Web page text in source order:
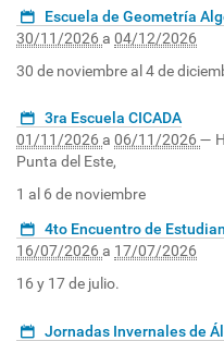
Escuela de Geometría
30/11/2026 a 04/12/2026
30 de noviembre al 4 de
3ra Escuela CICADA
01/11/2026 a 06/11/2026 —
Punta del Este,
1 al 6 de noviembre
4to Encuentro de
16/07/2026 a 17/07/2026
16 y 17 de julio.
Jornadas Invernales de